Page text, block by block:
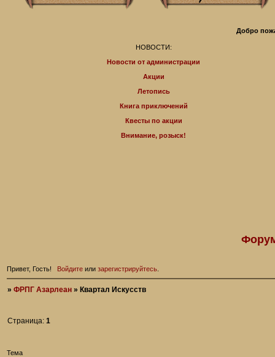
Добро
НОВОСТИ:
Новости от администрации
Акции
Летопись
Книга приключений
Квесты по акции
Внимание, розыск!
Привет, Гость! Войдитеили зарегистрируйтесь.
»ФРПГ Азарлеан » Квартал Искусств
Страница:1
Тема